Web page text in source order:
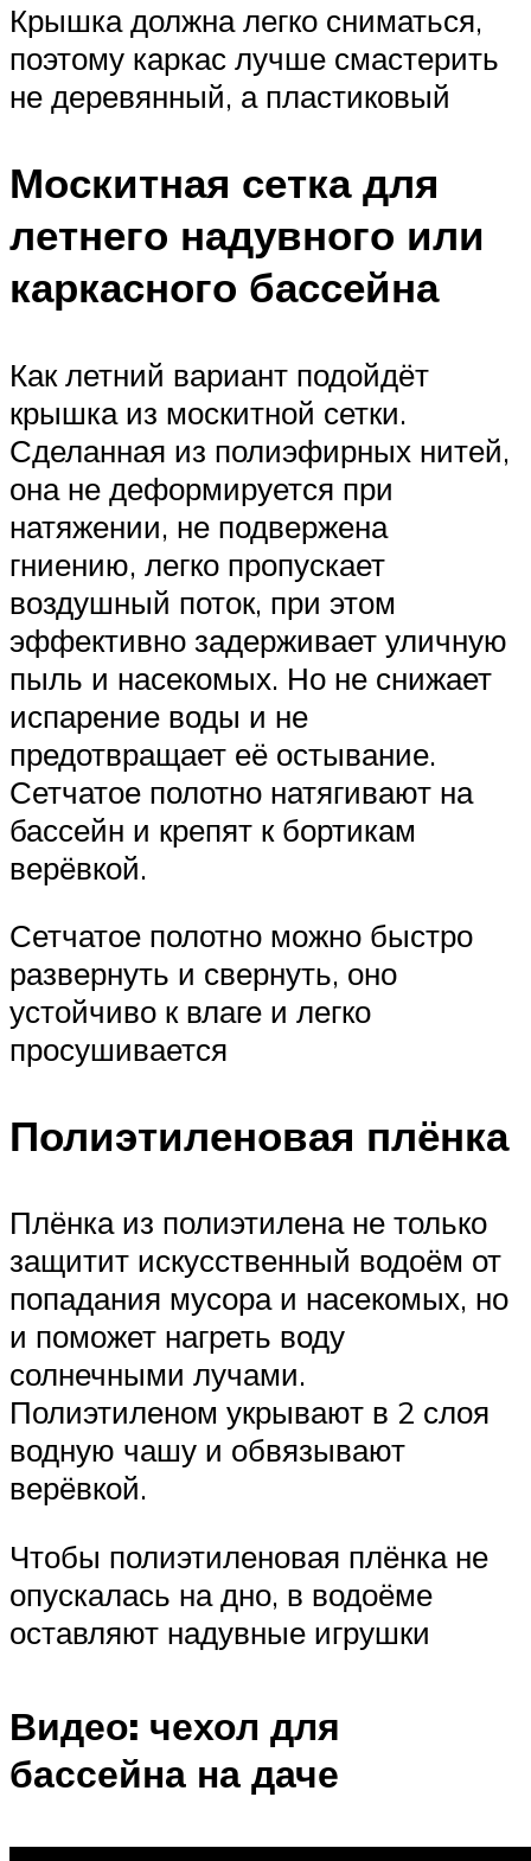
Крышка должна легко сниматься,
поэтому каркас лучше смастерить
не деревянный, а пластиковый
Москитная сетка для
летнего надувного или
каркасного бассейна
Как летний вариант подойдёт
крышка из москитной сетки.
Сделанная из полиэфирных нитей,
она не деформируется при
натяжении, не подвержена
гниению, легко пропускает
воздушный поток, при этом
эффективно задерживает уличную
пыль и насекомых. Но не снижает
испарение воды и не
предотвращает её остывание.
Сетчатое полотно натягивают на
бассейн и крепят к бортикам
верёвкой.
Сетчатое полотно можно быстро
развернуть и свернуть, оно
устойчиво к влаге и легко
просушивается
Полиэтиленовая плёнка
Плёнка из полиэтилена не только
защитит искусственный водоём от
попадания мусора и насекомых, но
и поможет нагреть воду
солнечными лучами.
Полиэтиленом укрывают в 2 слоя
водную чашу и обвязывают
верёвкой.
Чтобы полиэтиленовая плёнка не
опускалась на дно, в водоёме
оставляют надувные игрушки
Видео: чехол для
бассейна на даче